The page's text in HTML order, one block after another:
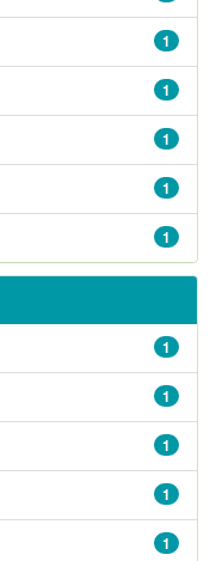
1
1
1
1
1
1
1
1
1
1